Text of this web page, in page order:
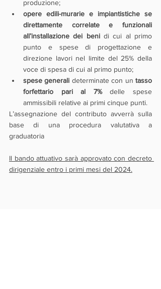
produzione;
opere edili-murarie e impiantistiche se
direttamente correlate e funzionali
all’installazione dei beni di cui al primo
punto e spese di progettazione e
direzione lavori nel limite del 25% della
voce di spesa di cui al primo punto;
spese generali determinate con un tasso
forfettario pari al 7% delle spese
ammissibili relative ai primi cinque punti.
L’assegnazione del contributo avverrà sulla
base di una procedura valutativa a
graduatoria
Il bando attuativo sarà approvato con decreto
dirigenziale entro i primi mesi del 2024.